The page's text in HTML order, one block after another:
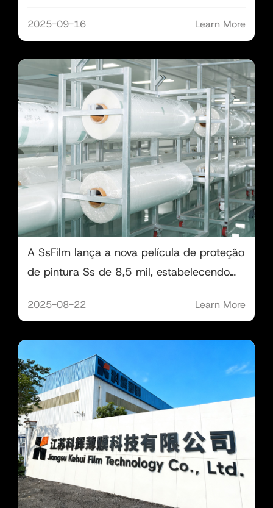
2025-09-16 Learn More
A SsFilm lança a nova película de proteção
de pintura Ss de 8,5 mil, estabelecendo
UV e proteção profunda.
2025-08-22 Learn More